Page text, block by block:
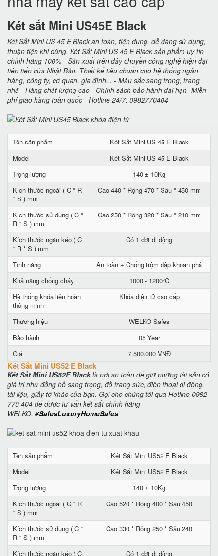
Két sắt Mini US45E Black
Két Sắt Mini US 45 E Black an toàn, tiện dụng, dễ dàng sử dụng,
thuận tiện khi dùng. Két Sắt Mini US 45 E Black sản phẩm uy tín
chính hãng 100% - Sản xuất trên dây chuyền công nghệ hiện đại
tiên tiến của Nhật Bản. Thiết kế tiêu chuẩn cho hệ thống ngân
hàng, công ty, cơ quan, gia đình... - Màu sắc sang trọng, trang
nhã - Hàng chất lượng cao - Chính sách bảo hành dài hạn- Miễn
phí giao hàng toàn quốc - Hotline 24/7: 0982770404
Tên sản phẩm
Két Sắt Mini US 45 E Black
Model
Két Sắt Mini US 45 E Black
Trọng lượng
140 ± 10Kg
Kích thước ngoài ( C * R
* S ) mm
Cao 440 * Rộng 470 * Sâu * 450 mm
Kích thước sử dụng ( C *
R * S ) mm
Cao 250 * Rộng 320 * Sâu * 240 mm
Kích thước ngăn kéo ( C
* R * S ) mm
Có 1 đợt di động
Tính năng
An toàn + Chống trộm đập khoan phá
Khả năng chống cháy
1000 - 1200°C
Hệ thống khóa liên hoàn
thông minh
Khóa điện tử cao cấp
Thương hiệu
WELKO Safes
Bảo hành
05 Year
Giá
7.500.000 VNĐ
Két Sắt Mini US52 E Black
Két Sắt Mini US52E Blacklà nơi an toàn để giữ những tài sản có
giá trị như đồng hồ sang trọng, đồ trang sức, điện thoại di động,
tài liệu, giấy tờ khác của bạn. Gọi cho chúng tôi qua Hotline 0982
770 404 để được tư vấn két sắt chính hãng
WELKO. #SafesLuxuryHomeSafes
Tên sản phẩm
Két Sắt Mini US52 E Black
Model
Két Sắt Mini US52 E Black
Trọng lượng
140 ± 10Kg
Kích thước ngoài ( C * R
* S ) mm
Cao 520 * Rộng 400 * Sâu 450
Kích thước sử dụng ( C *
R * S ) mm
Cao 330 * Rộng 250 * Sâu 240
Kích thước ngăn kéo ( C Có 1 đợt di động